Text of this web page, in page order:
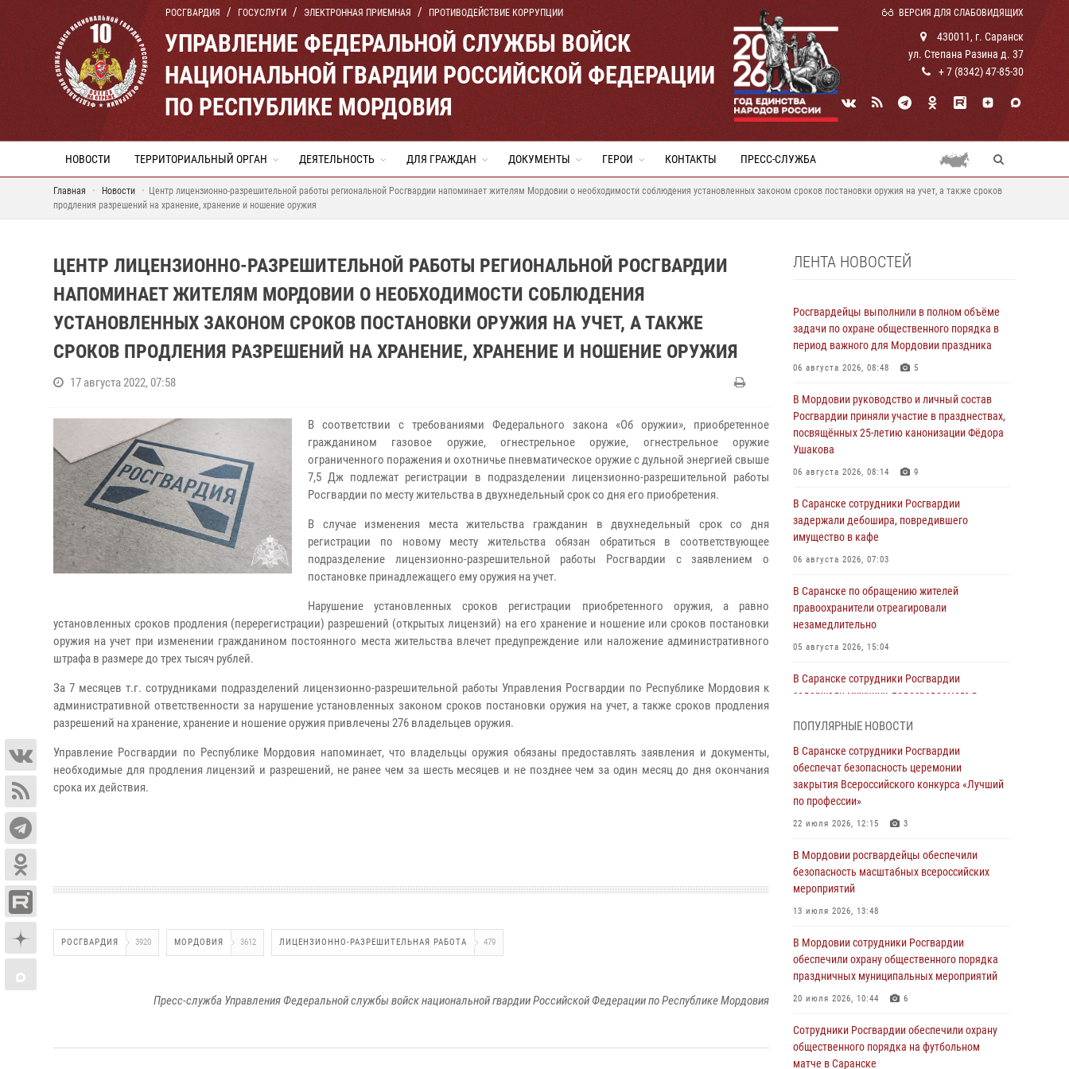
РОСГВАРДИЯ ГОСУСЛУГИ ЭЛЕКТРОННАЯ ПРИЕМНАЯ ПРОТИВОДЕЙСТВИЕ КОРРУПЦИИ ВЕРСИЯ ДЛЯ СЛАБОВИДЯЩИХ
УПРАВЛЕНИЕ ФЕДЕРАЛЬНОЙ СЛУЖБЫ ВОЙСК
НАЦИОНАЛЬНОЙ ГВАРДИИ РОССИЙСКОЙ ФЕДЕРАЦИИ
ПО РЕСПУБЛИКЕ МОРДОВИЯ
430011, г. Саранск
ул. Степана Разина д. 37
+ 7 (8342) 47-85-30
НОВОСТИ ТЕРРИТОРИАЛЬНЫЙ ОРГАН ДЕЯТЕЛЬНОСТЬ ДЛЯ ГРАЖДАН ДОКУМЕНТЫ ГЕРОИ КОНТАКТЫ ПРЕСС-СЛУЖБА
Главная Новости
Центр лицензионно-разрешительной работы региональной Росгвардии напоминает жителям Мордовии о необходимости соблюдения установленных законом сроков постановки оружия на учет, а также сроков
продления разрешений на хранение, хранение и ношение оружия
ЦЕНТР ЛИЦЕНЗИОННО-РАЗРЕШИТЕЛЬНОЙ РАБОТЫ РЕГИОНАЛЬНОЙ РОСГВАРДИИ
НАПОМИНАЕТ ЖИТЕЛЯМ МОРДОВИИ О НЕОБХОДИМОСТИ СОБЛЮДЕНИЯ
УСТАНОВЛЕННЫХ ЗАКОНОМ СРОКОВ ПОСТАНОВКИ ОРУЖИЯ НА УЧЕТ, А ТАКЖЕ
СРОКОВ ПРОДЛЕНИЯ РАЗРЕШЕНИЙ НА ХРАНЕНИЕ, ХРАНЕНИЕ И НОШЕНИЕ ОРУЖИЯ
17 августа 2022, 07:58
В соответствии с требованиями Федерального закона «Об оружии», приобретенное
гражданином газовое оружие, огнестрельное оружие, огнестрельное оружие
ограниченного поражения и охотничье пневматическое оружие с дульной энергией свыше
7,5 Дж подлежат регистрации в подразделении лицензионно-разрешительной работы
Росгвардии по месту жительства в двухнедельный срок со дня его приобретения.
В случае изменения места жительства гражданин в двухнедельный срок со дня
регистрации по новому месту жительства обязан обратиться в соответствующее
подразделение лицензионно-разрешительной работы Росгвардии с заявлением о
постановке принадлежащего ему оружия на учет.
Нарушение установленных сроков регистрации приобретенного оружия, а равно
установленных сроков продления (перерегистрации) разрешений (открытых лицензий) на его хранение и ношение или сроков постановки
оружия на учет при изменении гражданином постоянного места жительства влечет предупреждение или наложение административного
штрафа в размере до трех тысяч рублей.
За 7 месяцев т.г. сотрудниками подразделений лицензионно-разрешительной работы Управления Росгвардии по Республике Мордовия к
административной ответственности за нарушение установленных законом сроков постановки оружия на учет, а также сроков продления
разрешений на хранение, хранение и ношение оружия привлечены 276 владельцев оружия.
Управление Росгвардии по Республике Мордовия напоминает, что владельцы оружия обязаны предоставлять заявления и документы,
необходимые для продления лицензий и разрешений, не ранее чем за шесть месяцев и не позднее чем за один месяц до дня окончания
срока их действия.
РОСГВАРДИЯ 3920 МОРДОВИЯ 3612 ЛИЦЕНЗИОННО-РАЗРЕШИТЕЛЬНАЯ РАБОТА 479
Пресс-служба Управления Федеральной службы войск национальной гвардии Российской Федерации по Республике Мордовия
ЛЕНТА НОВОСТЕЙ
Росгвардейцы выполнили в полном объёме
задачи по охране общественного порядка в
период важного для Мордовии праздника
06 августа 2026, 08:48 5
В Мордовии руководство и личный состав
Росгвардии приняли участие в празднествах,
посвящённых 25-летию канонизации Фёдора
Ушакова
06 августа 2026, 08:14 9
В Саранске сотрудники Росгвардии
задержали дебошира, повредившего
имущество в кафе
06 августа 2026, 07:03
В Саранске по обращению жителей
правоохранители отреагировали
незамедлительно
05 августа 2026, 15:04
В Саранске сотрудники Росгвардии
задержали мужчину, подозреваемого в
Росгвардейцы обеспечили общественную
безопасность во время проведения
масштабного праздника в Темникове
05 августа 2026, 09:04
Помощь из Мордовии защитникам Отечества:
центр лицензионно-разрешительной работы
передал очередную партию вооружения в
Сотрудники Росгвардии Мордовии стали
призерами республиканских соревнований по
служебному шестиборью
В Саранске росгвардейцы пресекли
нарушение правопорядка: «отдых» на
ПОПУЛЯРНЫЕ НОВОСТИ
В Саранске сотрудники Росгвардии
обеспечат безопасность церемонии
закрытия Всероссийского конкурса «Лучший
по профессии»
22 июля 2026, 12:15 3
В Мордовии росгвардейцы обеспечили
безопасность масштабных всероссийских
мероприятий
13 июля 2026, 13:48
В Мордовии сотрудники Росгвардии
обеспечили охрану общественного порядка
праздничных муниципальных мероприятий
20 июля 2026, 10:44 6
Сотрудники Росгвардии обеспечили охрану
общественного порядка на футбольном
матче в Саранске